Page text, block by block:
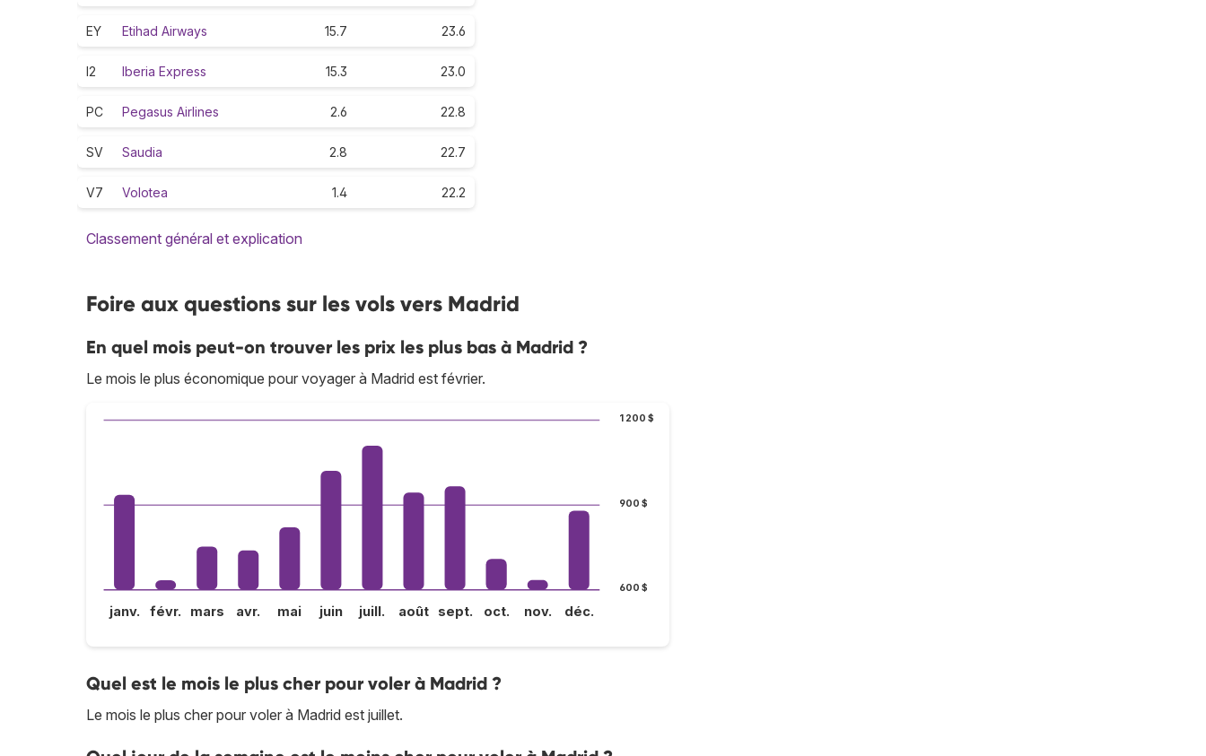
EY Etihad Airways 15.7 23.6
I2 Iberia Express 15.3 23.0
PC Pegasus Airlines 2.6 22.8
SV Saudia 2.8 22.7
V7 Volotea 1.4 22.2
Classement général et explication
Foire aux questions sur les vols vers Madrid
En quel mois peut-on trouver les prix les plus bas à Madrid ?
Le mois le plus économique pour voyager à Madrid est février.
600 $
900 $
1 200 $
janv. févr. mars avr. mai juin juill. août sept. oct. nov. déc.
Quel est le mois le plus cher pour voler à Madrid ?
Le mois le plus cher pour voler à Madrid est juillet.